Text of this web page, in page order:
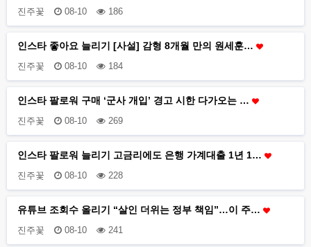
진주꽃 08-10 186
인스타 좋아요 늘리기 [사설] 감형 8개월 만의 원세훈…
진주꽃 08-10 184
인스타 팔로워 구매 ‘군사 개입’ 경고 시한 다가오는 …
진주꽃 08-10 269
인스타 팔로워 늘리기 고금리에도 은행 가계대출 1년 1…
진주꽃 08-10 228
유튜브 조회수 올리기 “살인 더위는 정부 책임”…이 주…
진주꽃 08-10 241